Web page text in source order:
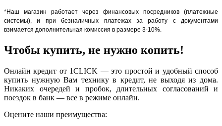
*Наш магазин работает через финансовых посредников (платежные
системы), и при безналичных платежах за работу с документами
взимается дополнительная комиссия в размере 3-10%.
Чтобы купить, не нужно копить!
Онлайн кредит от 1CLICK — это простой и удобный способ
купить нужную Вам технику в кредит, не выходя из дома.
Никаких очередей и пробок, длительных согласований и
поездок в банк — все в режиме онлайн.
Оцените наши преимущества: